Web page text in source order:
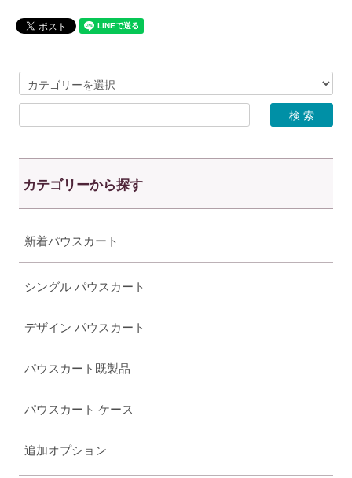
カテゴリーから探す
新着パウスカート
シングル パウスカート
デザイン パウスカート
パウスカート既製品
パウスカート ケース
追加オプション